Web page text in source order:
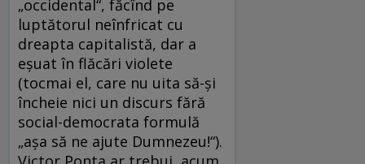
„occidental“, făcînd pe
luptătorul neînfricat cu
dreapta capitalistă, dar a
eşuat în flăcări violete
(tocmai el, care nu uita să-şi
încheie nici un discurs fără
social-democrata formulă
„aşa să ne ajute Dumnezeu!“).